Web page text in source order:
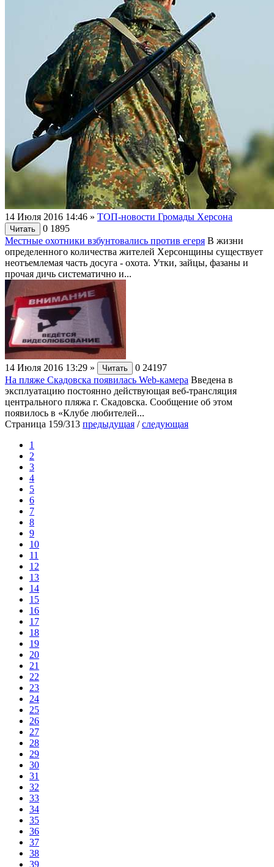
14 Июля 2016 14:46 » ТОП-новости Громады Херсона
Читать 0 1895
Местные охотники взбунтовались против егеря В жизни
определенного количества жителей Херсонщины существует
неотъемлемая часть досуга - охота. Утки, зайцы, фазаны и
прочая дичь систематично и...
14 Июля 2016 13:29 » Читать 0 24197
На пляже Скадовска появилась Web-камера Введена в
эксплуатацию постоянно действующая веб-трансляция
центрального пляжа г. Скадовска. Сообщение об этом
появилось в «Клубе любителей...
Страница 159/313 предыдущая /следующая
1
2
3
4
5
6
7
8
9
10
11
12
13
14
15
16
17
18
19
20
21
22
23
24
25
26
27
28
29
30
31
32
33
34
35
36
37
38
39